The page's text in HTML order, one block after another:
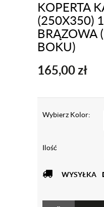
KOPERTA
(250X350)
BRĄZOWA
BOKU)
165,00zł
Wybierz Kolor:
Ilość
WYSYŁKA